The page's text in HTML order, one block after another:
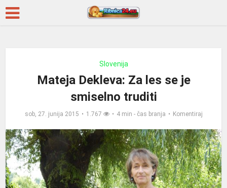
Slovenija
Mateja Dekleva: Za les se je
smiselno truditi
sob, 27. junija 2015 1.767 4 min - čas branja Komentiraj